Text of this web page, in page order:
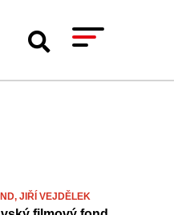
JIŘÍ VEJDĚLEK